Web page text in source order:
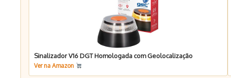
Sinalizador V16 DGT Homologada com Geolocalização
Ver na Amazon